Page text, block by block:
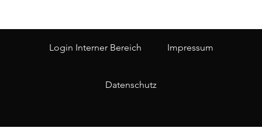
Login Interner Bereich Impressum
Datenschutz